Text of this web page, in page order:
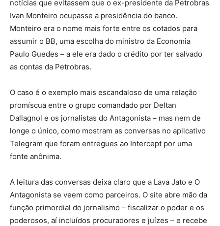
notícias que evitassem que o ex-presidente da Petrobras
Ivan Monteiro ocupasse a presidência do banco.
Monteiro era o nome mais forte entre os cotados para
assumir o BB, uma escolha do ministro da Economia
Paulo Guedes – a ele era dado o crédito por ter salvado
as contas da Petrobras.
O caso é o exemplo mais escandaloso de uma relação
promíscua entre o grupo comandado por Deltan
Dallagnol e os jornalistas do Antagonista – mas nem de
longe o único, como mostram as conversas no aplicativo
Telegram que foram entregues ao Intercept por uma
fonte anônima.
A leitura das conversas deixa claro que a Lava Jato e O
Antagonista se veem como parceiros. O site abre mão da
função primordial do jornalismo – fiscalizar o poder e os
poderosos, aí incluídos procuradores e juízes – e recebe